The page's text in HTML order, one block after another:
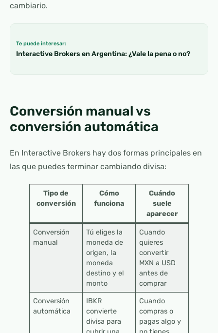
cambiario.
Te puede interesar:
Interactive Brokers en Argentina: ¿Vale la pena o no?
Conversión manual vs
conversión automática
En Interactive Brokers hay dos formas principales en
las que puedes terminar cambiando divisa:
Tipo de
conversión
Cómo
funciona
Cuándo
suele
aparecer
Conversión
manual
Tú eliges la
moneda de
origen, la
moneda
destino y el
monto
Cuando
quieres
convertir
MXN a USD
antes de
comprar
Conversión
automática
IBKR
convierte
divisa para
Cuando
compras o
pagas algo y